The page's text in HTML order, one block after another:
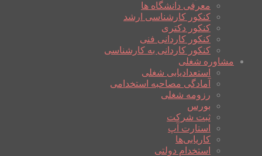
معرفی دانشگاه ها
کنکور کارشناسی ارشد
کنکور دکتری
کنکور کاردانی فنی
کنکور کاردانی به کارشناسی
مشاوره شغلی
استعدادیابی شغلی
آمادگی مصاحبه استخدامی
رزومه شغلی
بورس
ثبت شرکت
استارت آپ
کاریابی‌ها
استخدام دولتی